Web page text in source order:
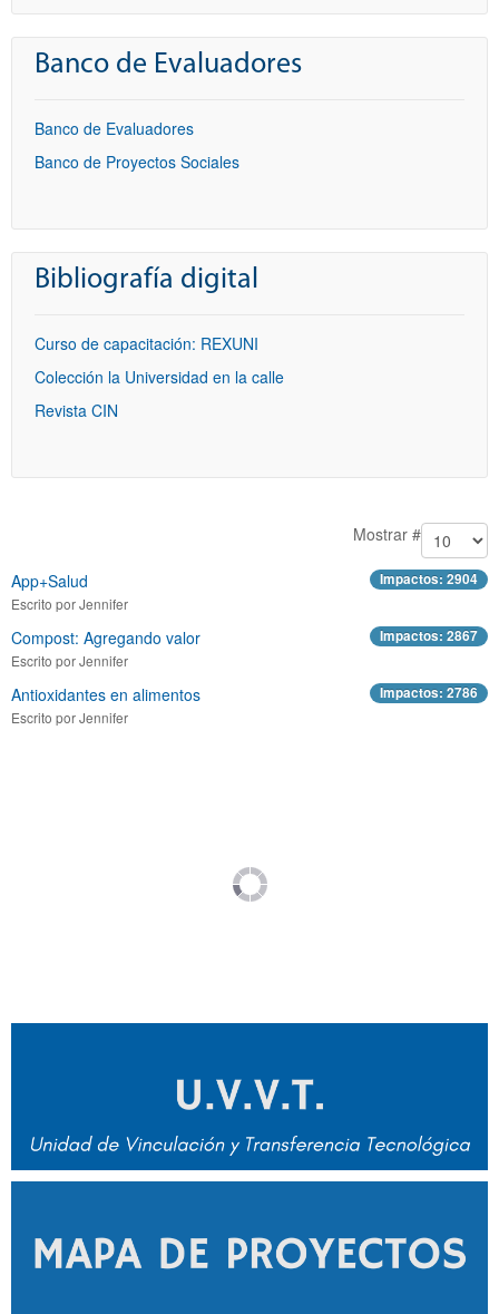
Banco de Evaluadores
Banco de Evaluadores
Banco de Proyectos Sociales
Bibliografía digital
Curso de capacitación: REXUNI
Colección la Universidad en la calle
Revista CIN
Mostrar #
Impactos: 2904
App+Salud
Escrito por Jennifer
Impactos: 2867
Compost: Agregando valor
Escrito por Jennifer
Impactos: 2786
Antioxidantes en alimentos
Escrito por Jennifer